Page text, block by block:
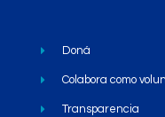
Doná
Colabora como
Transparencia